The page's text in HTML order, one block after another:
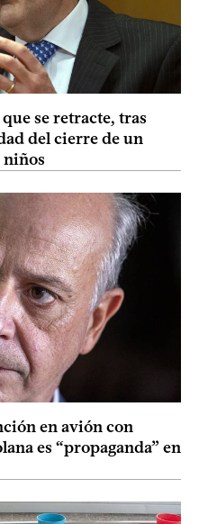
se retracte, tras
del cierre de un
niños
en avión con
es “propaganda” en